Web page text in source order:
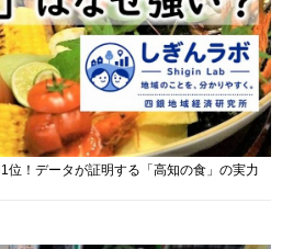
位！データが証明する「高知の食」の実力